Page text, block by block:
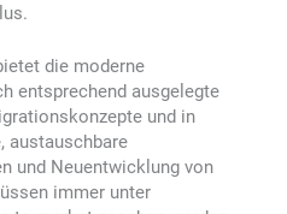
die moderne
entsprechend ausgelegte
und in
austauschbare
und Neuentwicklung von
immer unter